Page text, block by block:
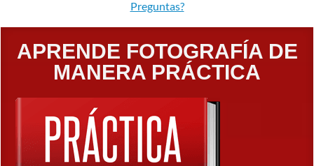
Preguntas?
A PRENDE F OTOGRAFÍA DE
MANERA PRÁCTICA